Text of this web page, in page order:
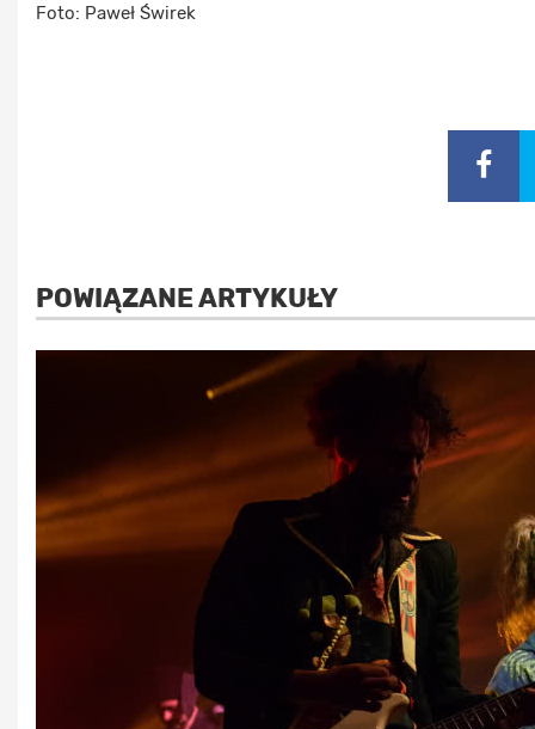
Foto: Paweł Świrek
POWIĄZANE ARTYKUŁY